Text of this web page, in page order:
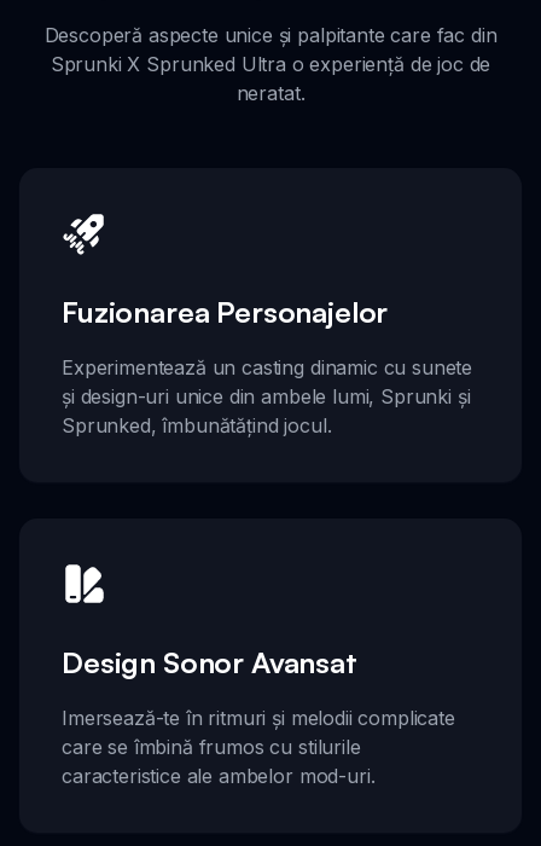
Descoperă aspecte unice și palpitante care fac din
Sprunki X Sprunked Ultra o experiență de joc de
neratat.
Fuzionarea Personajelor
Experimentează un casting dinamic cu sunete
și design-uri unice din ambele lumi, Sprunki și
Sprunked, îmbunătățind jocul.
Design Sonor Avansat
Imersează-te în ritmuri și melodii complicate
care se îmbină frumos cu stilurile
caracteristice ale ambelor mod-uri.